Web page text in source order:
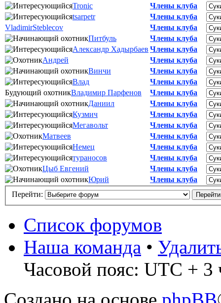
Tronic
Члены клуба
tsarpetr
Члены клуба
VladimirSteblecov
Члены клуба
Питбуль
Члены клуба
Александр Хадырбаев Члены клуба
Андрей
Члены клуба
Винчи
Члены клуба
Влад
Члены клуба
Будующий охотникВладимир Парфенов
Члены клуба
Даниил
Члены клуба
Кузмич
Члены клуба
Мегавольт
Члены клуба
Матвеев
Члены клуба
Немец
Члены клуба
тураносов
Члены клуба
Цыб Евгений
Члены клуба
Юрий
Члены клуба
Перейти:
Список форумов
Наша команда •
Часовой пояс: UTC + 3